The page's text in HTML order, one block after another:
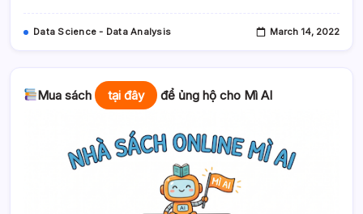
Lớp
Data Science - Data Analysis March 14, 2022
Mua sách tại đây để ủng hộ cho Mì AI